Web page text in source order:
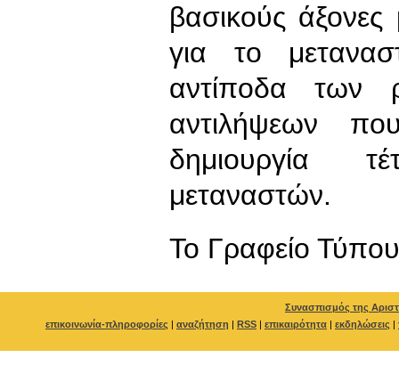
βασικούς
για το
αντίποδα των
αντιλήψεων
δημιουργία
μεταναστών.
To Γραφείο Τύπου
Συνασπισμός της
επικοινωνία-πληροφορίες | αναζήτηση | RSS | επικαιρότητα | εκδηλώσεις |